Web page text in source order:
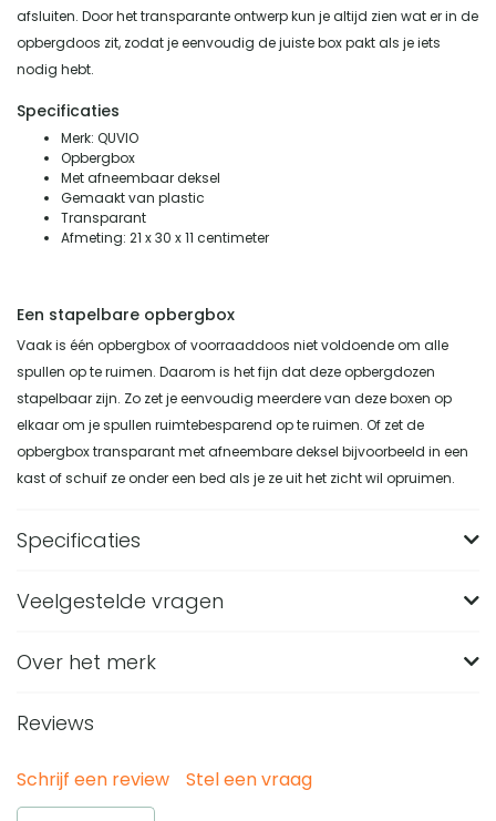
afsluiten. Door het transparante ontwerp kun je altijd zien wat er in de
opbergdoos zit, zodat je eenvoudig de juiste box pakt als je iets
nodig hebt.
Specificaties
Merk: QUVIO
Opbergbox
Met afneembaar deksel
Gemaakt van plastic
Transparant
Afmeting: 21 x 30 x 11 centimeter
Een stapelbare opbergbox
Vaak is één opbergbox of voorraaddoos niet voldoende om alle
spullen op te ruimen. Daarom is het fijn dat deze opbergdozen
stapelbaar zijn. Zo zet je eenvoudig meerdere van deze boxen op
elkaar om je spullen ruimtebesparend op te ruimen. Of zet de
opbergbox transparant met afneembare deksel bijvoorbeeld in een
kast of schuif ze onder een bed als je ze uit het zicht wil opruimen.
Specificaties
Merk
Hoogte (in CM)
Materiaal Plastic
Gewicht (in KG)
Veelgestelde vragen
Wat zijn de afmetingen van de QUVIO opbergbox
De QUVIO opbergbox heeft een afmeting van 21 x 30 x 11
geschikt om spullen overzichtelijk op te bergen in
opbergbox gemaakt?
Deze opbergbox is gemaakt van plastic. Het transparante
Over het merk
Reviews
Schrijf een review Stel een vraag